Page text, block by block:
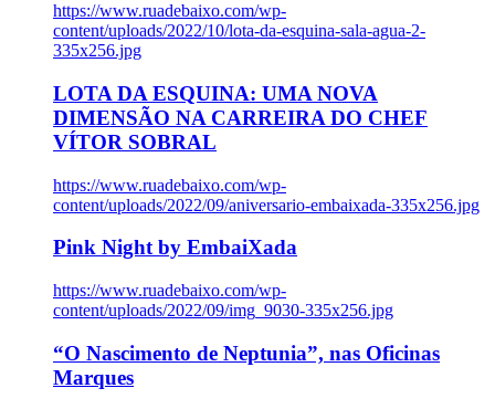
https://www.ruadebaixo.com/wp-
content/uploads/2022/10/lota-da-esquina-sala-agua-2-
335x256.jpg
LOTA DA ESQUINA: UMA NOVA
DIMENSÃO NA CARREIRA DO CHEF
VÍTOR SOBRAL
https://www.ruadebaixo.com/wp-
content/uploads/2022/09/aniversario-embaixada-335x256.jpg
Pink Night by EmbaiXada
https://www.ruadebaixo.com/wp-
content/uploads/2022/09/img_9030-335x256.jpg
“O Nascimento de Neptunia”, nas Oficinas
Marques